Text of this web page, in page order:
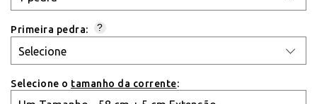
Primeira pedra: ?
Selecione o tamanho da corrente: